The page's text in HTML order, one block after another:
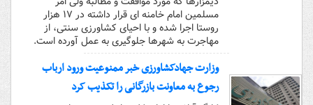
مسلمین امام خامنه ای قرار داشته در ۱۷ هزار
روستا اجرا شده و با احیای کشاورزی سنتی، از
مهاجرت به شهرها جلوگیری به عمل آورده است.
وزارت جهادکشاورزی خبر ممنوعیت ورود ارباب
رجوع به معاونت بازرگانی را تکذیب کرد